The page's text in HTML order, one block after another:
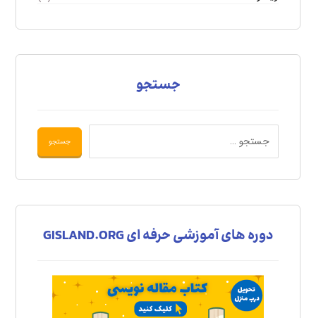
جستجو
دوره های آموزشی حرفه ای GISLAND.ORG